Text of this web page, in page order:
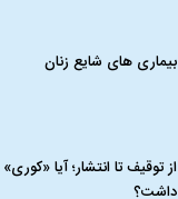
بیماری‌ های شایع زنان
از توقیف تا انتشار؛ آیا
داشت؟